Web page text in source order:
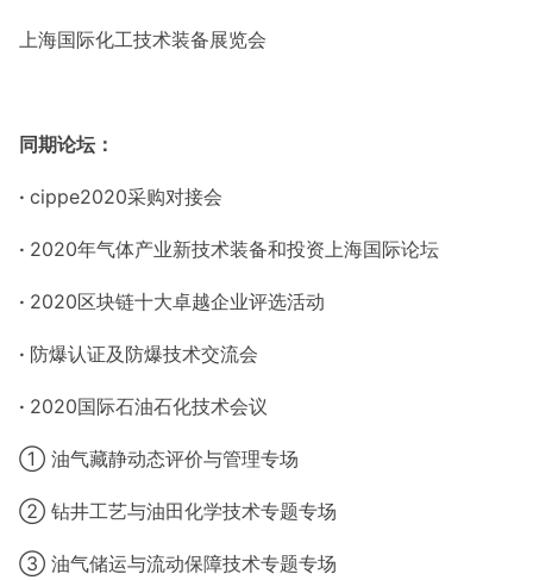
上海国际化工技术装备展览会
同期论坛：
· cippe2020采购对接会
· 2020年气体产业新技术装备和投资上海国际论坛
· 2020区块链十大卓越企业评选活动
· 防爆认证及防爆技术交流会
· 2020国际石油石化技术会议
① 油气藏静动态评价与管理专场
② 钻井工艺与油田化学技术专题专场
③ 油气储运与流动保障技术专题专场